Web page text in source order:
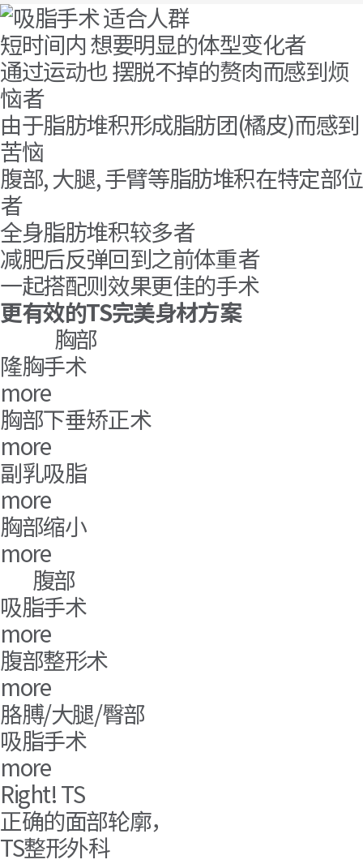
副乳
腹部
小肚腩
大腿
手臂
背
下臀肉
小腿
短时间内 想要明显的体型变化者
通过运动也 摆脱不掉的赘肉而感到烦
恼者
由于脂肪堆积形成脂肪团(橘皮)而感到
苦恼
腹部, 大腿, 手臂等脂肪堆积在特定部位
者
全身脂肪堆积较多者
减肥后反弹回到之前体重者
一起搭配则效果更佳的手术
更有效的TS完美身材方案
胸部
隆胸手术
more
胸部下垂矫正术
more
副乳吸脂
more
胸部缩小
more
腹部
吸脂手术
more
腹部整形术
more
胳膊/大腿/臀部
吸脂手术
more
Right!TS
正确的面部轮廓，
TS整形外科